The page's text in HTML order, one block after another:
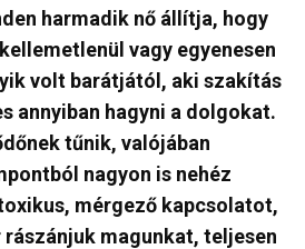
harmadik nő állítja, hogy
vagy egyenesen
volt barátjától, aki szakítás
annyiban hagyni a dolgokat.
tűnik, valójában
nagyon is nehéz
mérgező kapcsolatot,
magunkat, teljesen